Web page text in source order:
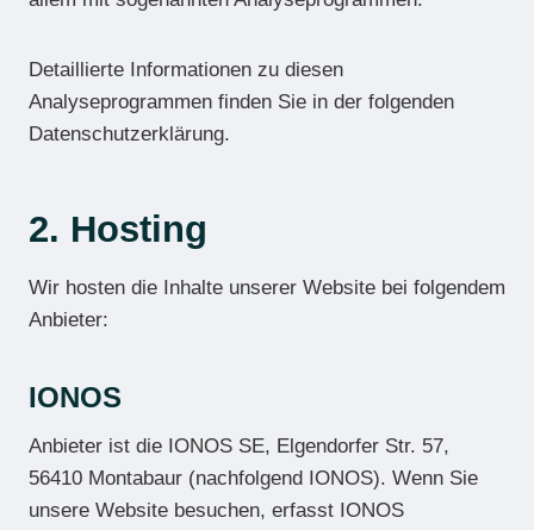
Detaillierte Informationen zu diesen
Analyseprogrammen finden Sie in der folgenden
Datenschutzerklärung.
2. Hosting
Wir hosten die Inhalte unserer Website bei folgendem
Anbieter:
IONOS
Anbieter ist die IONOS SE, Elgendorfer Str. 57,
56410 Montabaur (nachfolgend IONOS). Wenn Sie
unsere Website besuchen, erfasst IONOS